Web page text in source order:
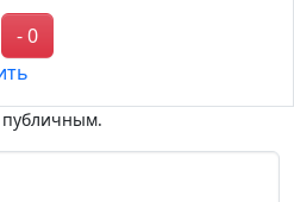
- 0
публичным.